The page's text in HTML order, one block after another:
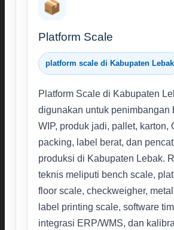
📦
Platform Scale
platform scale di Kabupaten Lebak
Platform Scale di Kabupaten
digunakan untuk penimbangan
WIP, produk jadi, pallet, karton,
packing, label berat, dan
produksi di Kabupaten Lebak.
teknis meliputi bench scale,
floor scale, checkweigher,
label printing scale, software
integrasi ERP/WMS, dan